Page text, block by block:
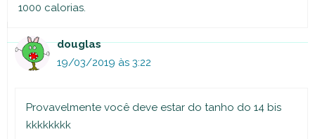
1000 calorias.
douglas
19/03/2019 às 3:22
Provavelmente você deve estar do tanho do 14 bis
kkkkkkkk